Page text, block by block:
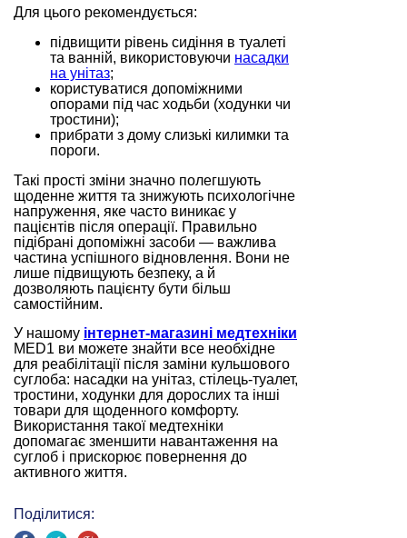
Для цього рекомендується:
підвищити рівень сидіння в туалеті
та ванній, використовуючи насадки
на унітаз;
користуватися допоміжними
опорами під час ходьби (ходунки чи
тростини);
прибрати з дому слизькі килимки та
пороги.
Такі прості зміни значно полегшують
щоденне життя та знижують психологічне
напруження, яке часто виникає у
пацієнтів після операції. Правильно
підібрані допоміжні засоби — важлива
частина успішного відновлення. Вони не
лише підвищують безпеку, а й
дозволяють пацієнту бути більш
самостійним.
У нашому інтернет-магазині медтехніки
MED1 ви можете знайти все необхідне
для реабілітації після заміни кульшового
суглоба: насадки на унітаз, стілець-туалет,
тростини, ходунки для дорослих та інші
товари для щоденного комфорту.
Використання такої медтехніки
допомагає зменшити навантаження на
суглоб і прискорює повернення до
активного життя.
Поділитися: